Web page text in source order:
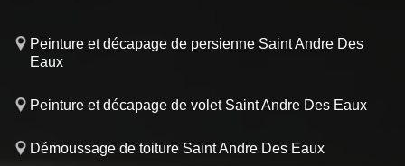
Peinture et décapage de persienne Saint Andre Des
Eaux
Peinture et décapage de volet Saint Andre Des Eaux
Démoussage de toiture Saint Andre Des Eaux